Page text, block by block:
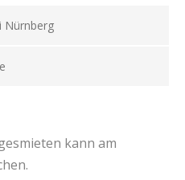
Nürnberg
kann am